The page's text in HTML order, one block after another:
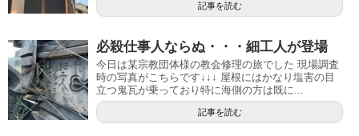
記事を読む
必殺仕事人ならぬ・・・細工人が登場
今日は某宗教団体様の教会修理の旅でした 現場調査
時の写真がこちらです↓↓↓ 屋根にはかなり塩害の目
立つ鬼瓦が乗っており特に海側の方は既に...
記事を読む